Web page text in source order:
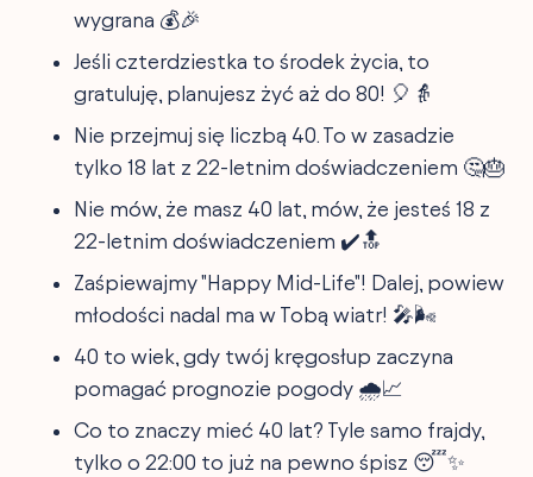
wygrana 💰🎉
Jeśli czterdziestka to środek życia, to
gratuluję, planujesz żyć aż do 80! 🎈👵
Nie przejmuj się liczbą 40. To w zasadzie
tylko 18 lat z 22-letnim doświadczeniem 🤔🎂
Nie mów, że masz 40 lat, mów, że jesteś 18 z
22-letnim doświadczeniem ✔️🔝
Zaśpiewajmy "Happy Mid-Life"! Dalej, powiew
młodości nadal ma w Tobą wiatr! 🎤🌬️
40 to wiek, gdy twój kręgosłup zaczyna
pomagać prognozie pogody 🌧️📈
Co to znaczy mieć 40 lat? Tyle samo frajdy,
tylko o 22:00 to już na pewno śpisz 😴✨